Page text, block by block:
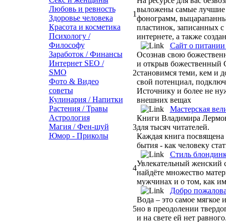
Любовь и ревность
Здоровье человека
Красота и косметика
Психологу /
Философу
Заработок / Финансы
Интернет SEO /
SMO
Фото & Видео
советы
Кулинария / Напитки
Растения / Травы
Астрология
Магия / Фен-шуй
Юмор - Приколы
1
выложены самые лучшие
фонограмм,
пластинок, записанных
интернете, а также
2
Сайт о питании
Осознав свою
и открыв божественный
становимся теми, кем и
свой потенциал,
Источнику и более не
внешних вещах
3
Мастерская
Книги Владимира
для тысяч читателей.
Каждая книга посвящена
бытия - как человеку
4
Стиль
Увлекательный женский
найдёте множество
мужчинах и о том, как
5
Добро
Вода – это самое мягкое
но в преодолении
и на свете ей нет